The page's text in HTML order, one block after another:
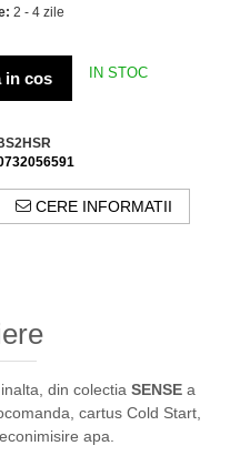
2 - 4 zile
in cos IN STOC
CERE INFORMATII
din colectia SENSE a
cartus Cold Start,
apa.